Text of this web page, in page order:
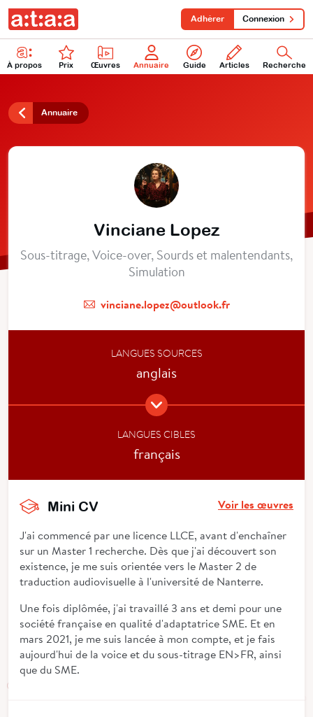
À propos Prix Œuvres Annuaire Guide Articles Recherche
Adhérer Connexion
Annuaire
Vinciane Lopez
Sous-titrage, Voice-over, Sourds et malentendants,
Simulation
vinciane.lopez@outlook.fr
LANGUES SOURCES
anglais
LANGUES CIBLES
français
Mini CV Voir les œuvres
J'ai commencé par une licence LLCE, avant d'enchaîner
sur un Master 1 recherche. Dès que j'ai découvert son
existence, je me suis orientée vers le Master 2 de
traduction audiovisuelle à l'université de Nanterre.
Une fois diplômée, j'ai travaillé 3 ans et demi pour une
société française en qualité d'adaptatrice SME. Et en
mars 2021, je me suis lancée à mon compte, et je fais
aujourd'hui de la voice et du sous-titrage EN>FR, ainsi
que du SME.